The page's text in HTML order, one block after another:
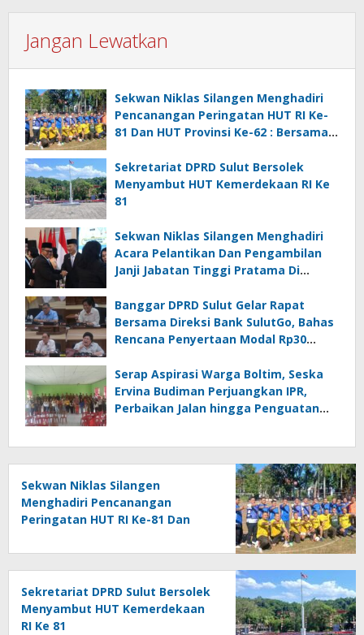
Jangan Lewatkan
Sekwan Niklas Silangen Menghadiri
Pencanangan Peringatan HUT RI Ke-
81 Dan HUT Provinsi Ke-62 : Bersama
Melawan Tim Kodam XIII Merdeka
Sekretariat DPRD Sulut Bersolek
Menyambut HUT Kemerdekaan RI Ke
81
Sekwan Niklas Silangen Menghadiri
Acara Pelantikan Dan Pengambilan
Janji Jabatan Tinggi Pratama Di
Berikan Ucapan Selamat
Banggar DPRD Sulut Gelar Rapat
Bersama Direksi Bank SulutGo, Bahas
Rencana Penyertaan Modal Rp30
Serap Aspirasi Warga Boltim, Seska
Ervina Budiman Perjuangkan IPR,
Perbaikan Jalan hingga Penguatan
Sekwan Niklas Silangen
Menghadiri Pencanangan
Peringatan HUT RI Ke-81 Dan
Gubernur Fun Game Mini Soccer
Melawan Tim Kodam XIII
Merdeka
Sekretariat DPRD Sulut Bersolek
Menyambut HUT Kemerdekaan
RI Ke 81